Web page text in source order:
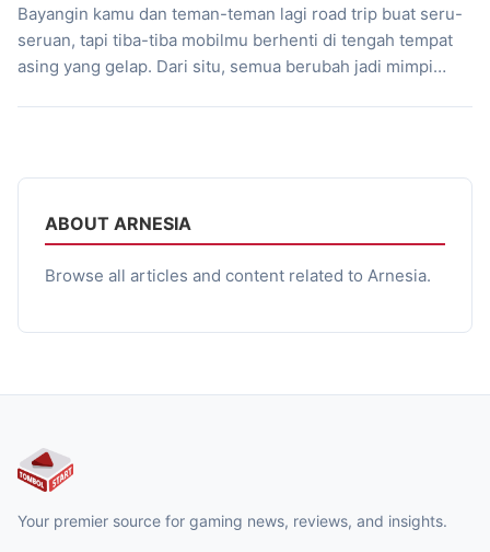
ABOUT ARNESIA
Browse all articles and content related to Arnesia.
Bayangin kamu dan teman-teman lagi road trip buat seru-
seruan, tapi tiba-tiba mobilmu berhenti di tengah tempat
asing yang gelap. Dari situ, semua berubah jadi mimpi
Your premier source for gaming news, reviews, and insights.